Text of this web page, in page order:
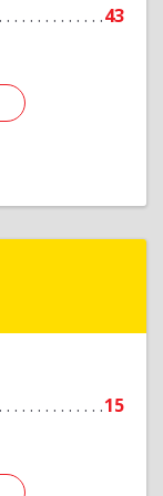
43
Подробнее
15
Подробнее